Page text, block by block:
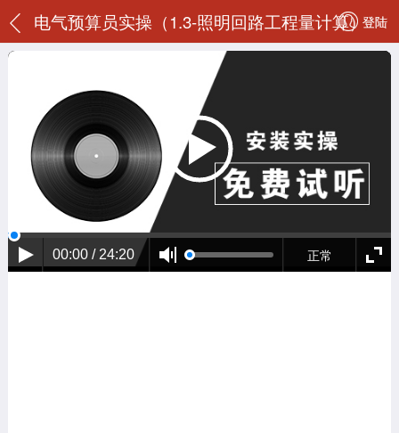
电气预算员实操（1.3-照明回路工程量计算）登陆
00:00 / 24:20 正常